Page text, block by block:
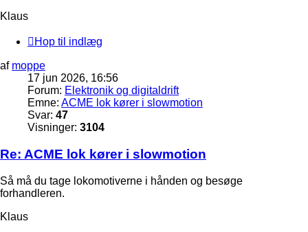
Klaus
Hop til indlæg
af moppe
17 jun 2026, 16:56
Forum: Elektronik og digitaldrift
Emne: ACME lok kører i slowmotion
Svar: 47
Visninger: 3104
Re: ACME lok kører i slowmotion
Så må du tage lokomotiverne i hånden og besøge
forhandleren.
Klaus